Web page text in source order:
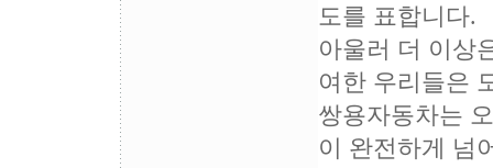
도를 표합니다.
아울러 더 이상
여한 우리들은
쌍용자동차는
이 완전하게 넘